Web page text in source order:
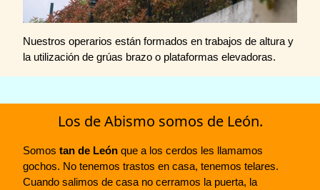
Nuestros operarios están formados en trabajos de altura y
la utilización de grúas brazo o plataformas elevadoras.
Los de Abismo somos de León.
Somos tan de León que a los cerdos les llamamos
gochos. No tenemos trastos en casa, tenemos telares.
Cuando salimos de casa no cerramos la puerta, la